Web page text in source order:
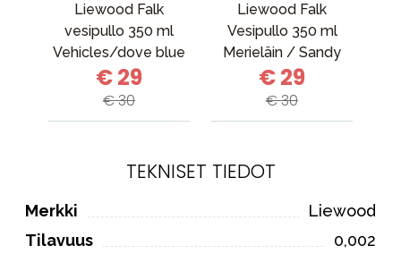
Liewood Falk
vesipullo 350 ml
Vehicles/dove blue
mix
€ 29
€ 30
Liewood Falk
Vesipullo 350 ml
Merieläin / Sandy
€ 29
€ 30
TEKNISET TIEDOT
Merkki
Liewood
Tilavuus
0,002